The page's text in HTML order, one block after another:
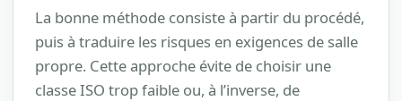
La bonne méthode consiste à partir du procédé,
puis à traduire les risques en exigences de salle
propre. Cette approche évite de choisir une
classe ISO trop faible ou, à l’inverse, de